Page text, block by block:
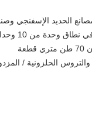
الحديد الإسفنجي
الصلب والأسمنت وصناعة التعدين وطواحين الرياح وكذلك في قطاعات
إلى 70 وحدة وبأقطار لا تقل عن 100 مم إلى 15000 مم.علاوة على ذلك ، فإن هذه تشمل أقصى وزن 70 طن متري قطعة
الحلزونية /